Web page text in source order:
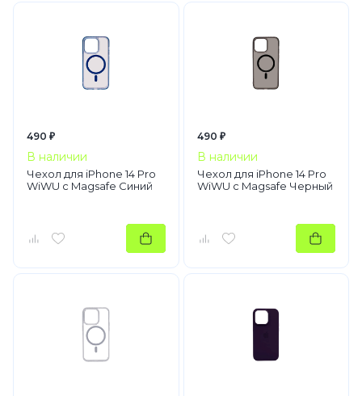
490 ₽
В наличии
Чехол для iPhone 14 Pro
WiWU с Magsafe Синий
490 ₽
В наличии
Чехол для iPhone 14 Pro
WiWU c Magsafe Черный